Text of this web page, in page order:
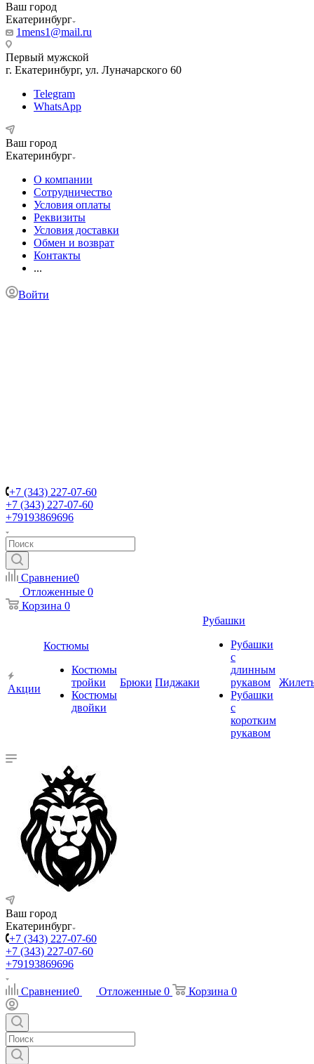
Ваш город
Екатеринбург
1mens1@mail.ru
Первый мужской
г. Екатеринбург, ул. Луначарского 60
Telegram
WhatsApp
Ваш город
Екатеринбург
О компании
Сотрудничество
Условия оплаты
Реквизиты
Условия доставки
Обмен и возврат
Контакты
...
Войти
+7 (343) 227-07-60
+7 (343) 227-07-60
+79193869696
Сравнение0
Отложенные 0
Корзина 0
Акции
Костюмы
Костюмы
тройки
Костюмы
двойки
Брюки Пиджаки
Рубашки
Рубашки
с
длинным
рукавом
Рубашки
с
коротким
рукавом
Ваш город
Екатеринбург
+7 (343) 227-07-60
+7 (343) 227-07-60
+79193869696
Сравнение0 Отложенные 0 Корзина 0